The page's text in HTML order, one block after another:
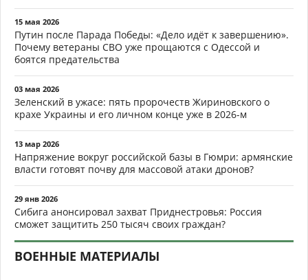
15 мая 2026
Путин после Парада Победы: «Дело идёт к завершению».
Почему ветераны СВО уже прощаются с Одессой и
боятся предательства
03 мая 2026
Зеленский в ужасе: пять пророчеств Жириновского о
крахе Украины и его личном конце уже в 2026-м
13 мар 2026
Напряжение вокруг российской базы в Гюмри: армянские
власти готовят почву для массовой атаки дронов?
29 янв 2026
Сибига анонсировал захват Приднестровья: Россия
сможет защитить 250 тысяч своих граждан?
ВОЕННЫЕ МАТЕРИАЛЫ